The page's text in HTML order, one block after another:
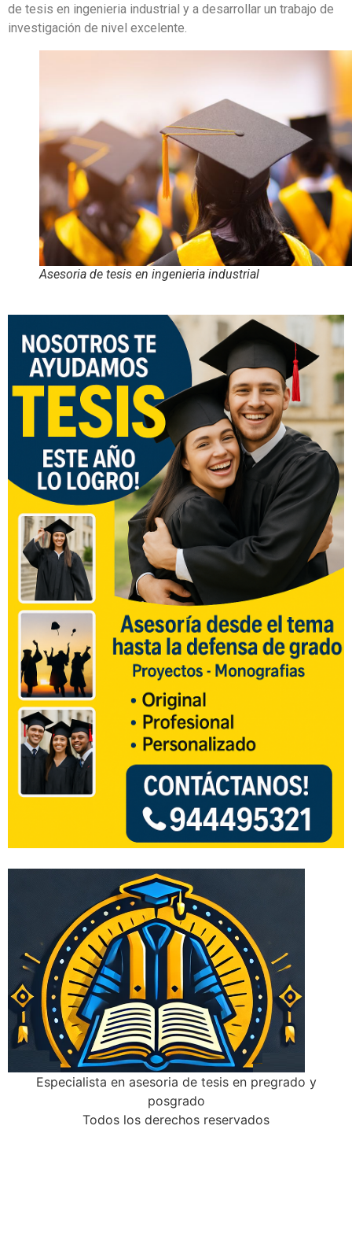
de tesis en ingenieria industrial y a desarrollar un trabajo de
investigación de nivel excelente.
Asesoria de tesis en ingenieria industrial
Especialista en asesoria de tesis en pregrado y
posgrado
Todos los derechos reservados